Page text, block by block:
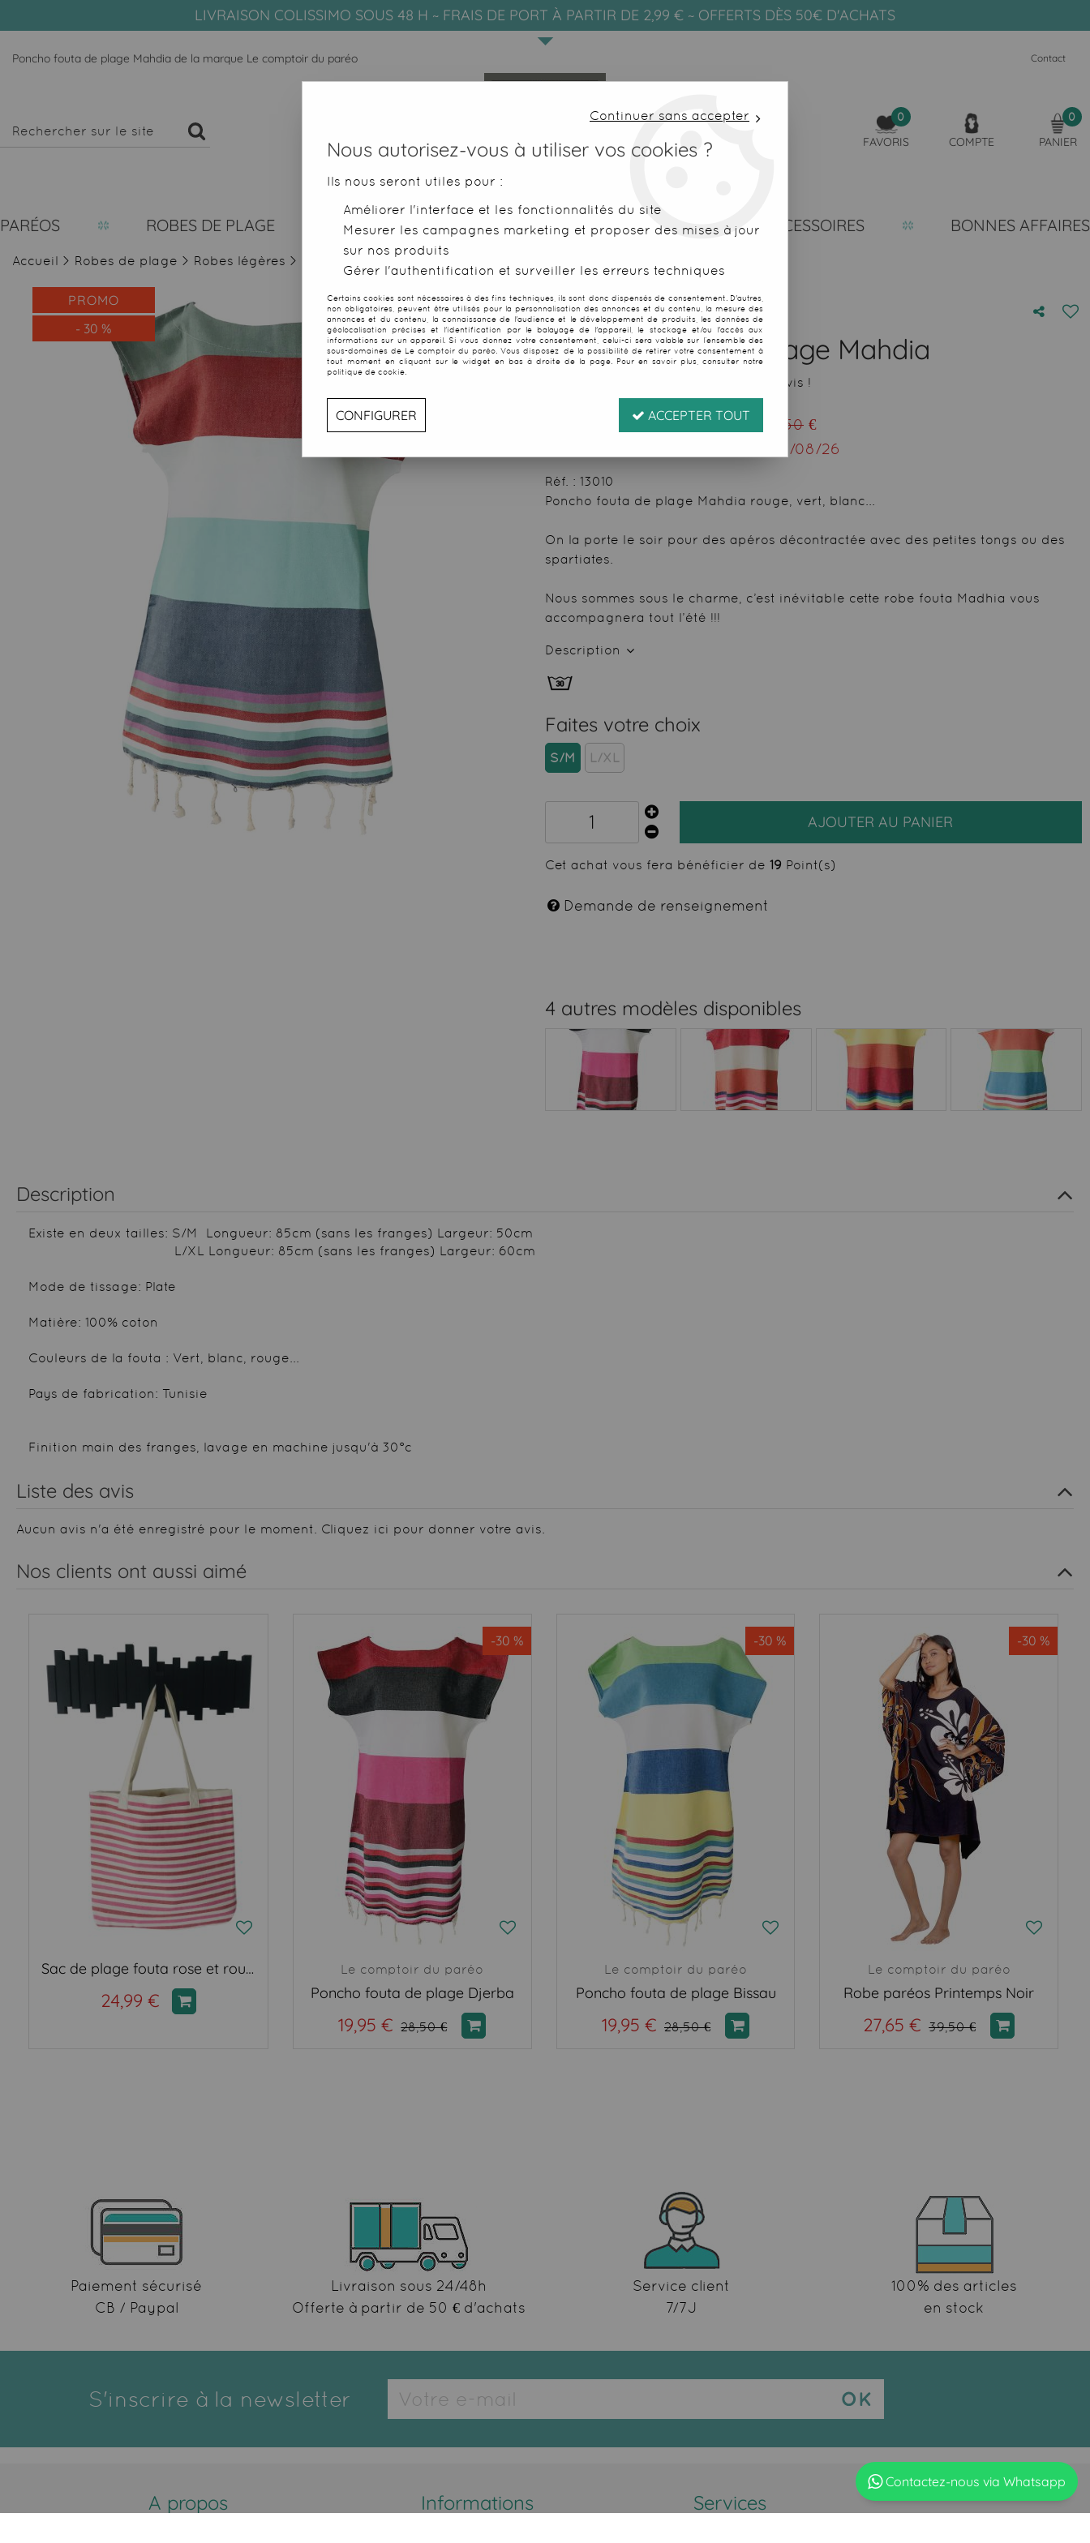
LIVRAISON COLISSIMO SOUS 48 H ~ FRAIS DE PORT À PARTIR DE 2,99 € ~ OFFERTS DÈS 50€ D'ACHATS
Poncho fouta de plage Mahdia de la marque Le comptoir du paréo Contact
0
FAVORIS COMPTE
0
PANIER
PARÉOS ROBES DE PLAGE SERVIETTES DE PLAGE FOUTAS ACCESSOIRES BONNES AFFAIRES
Contactez-nous via Whatsapp
Accueil > Robes de plage > Robes légères > Poncho fouta de plage Mahdia
PROMO
- 30 %
Poncho fouta de plage Mahdia
Soyez le premier à donner votre avis !
TTC au lieu de 28,50 €
12/08/26
Réf. : 13010
Poncho fouta de plage Mahdia rouge, vert, blanc...
On la porte le soir pour des apéros décontractée avec des petites tongs ou des
spartiates.
Nous sommes sous le charme, c’est inévitable cette robe fouta Madhia vous
accompagnera tout l’été !!!
Description
Faites votre choix
S/M L/XL
AJOUTER AU PANIER
Cet achat vous fera bénéficier de 19 Point(s)
Demande de renseignement
4 autres modèles disponibles
Description
Existe en deux tailles: S/M Longueur: 85cm (sans les franges) Largeur: 50cm
L/XL Longueur: 85cm (sans les franges) Largeur: 60cm
Mode de tissage: Plate
Matière: 100% coton
Couleurs de la fouta : Vert, blanc, rouge...
Pays de fabrication: Tunisie
Finition main des franges, lavage en machine jusqu'à 30°c
Liste des avis
Aucun avis n'a été enregistré pour le moment. Cliquez ici pour donner votre avis.
Nos clients ont aussi aimé
Sac de plage fouta rose et rouge
24,99 €
-30 %
Le comptoir du paréo
Poncho fouta de plage Djerba
19,95 € 28,50 €
-30 %
Le comptoir du paréo
Poncho fouta de plage Bissau
19,95 € 28,50 €
-30 %
Le comptoir du paréo
Robe paréos Printemps Noir
27,65 € 39,50 €
Paiement sécurisé
CB / Paypal
Livraison sous 24/48h
Offerte à partir de 50 € d'achats
Service client
7/7J
100% des articles
en stock
S'inscrire à la newsletter
A propos Informations Services
Continuer sans accepter
Nous autorisez-vous à utiliser vos cookies ?
Ils nous seront utiles pour :
Améliorer l'interface et les fonctionnalités du site
Mesurer les campagnes marketing et proposer des mises à jour
sur nos produits
Gérer l'authentification et surveiller les erreurs techniques
Certains cookies sont nécessaires à des fins techniques, ils sont donc dispensés de consentement. D'autres,
non obligatoires, peuvent être utilisés pour la personnalisation des annonces et du contenu, la mesure des
annonces et du contenu, la connaissance de l'audience et le développement de produits, les données de
géolocalisation précises et l'identification par le balayage de l'appareil, le stockage et/ou l'accès aux
informations sur un appareil. Si vous donnez votre consentement, celui-ci sera valable sur l’ensemble des
sous-domaines de Le comptoir du paréo. Vous disposez de la possibilité de retirer votre consentement à
tout moment en cliquant sur le widget en bas à droite de la page. Pour en savoir plus, consulter notre
politique de cookie.
CONFIGURER ACCEPTER TOUT